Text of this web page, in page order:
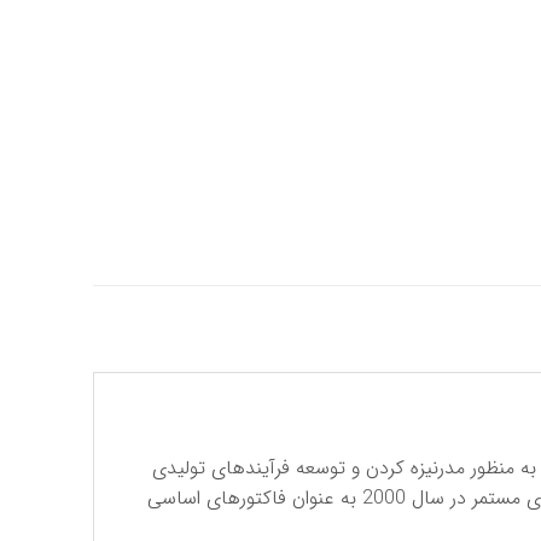
شرکت فرسا تولید کننده انواع بلبرینگ و رولبرینگ در سال 1968 شروع به فعالیت کرد. مشارکت با شرکای جدید در سال 2001 به منظور مدرنیزه کردن و توسعه فرآیندهای تولیدی
ضروری به نظر می رسید که این امر به ساخت یک کارخانه جدید در زاراگوزا ختم شد ، ایجاد استراتژی‌های جدید به همراه نوآوری مستمر در سال 2000 به عنوان فاکتورهای اساسی